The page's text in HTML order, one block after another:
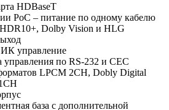
HDBaseT
PoC – питание по одному кабелю
Dolby Vision и HLG
управление
управления по RS-232 и CEC
LPCM 2CH, Dobly Digital
база с дополнительной